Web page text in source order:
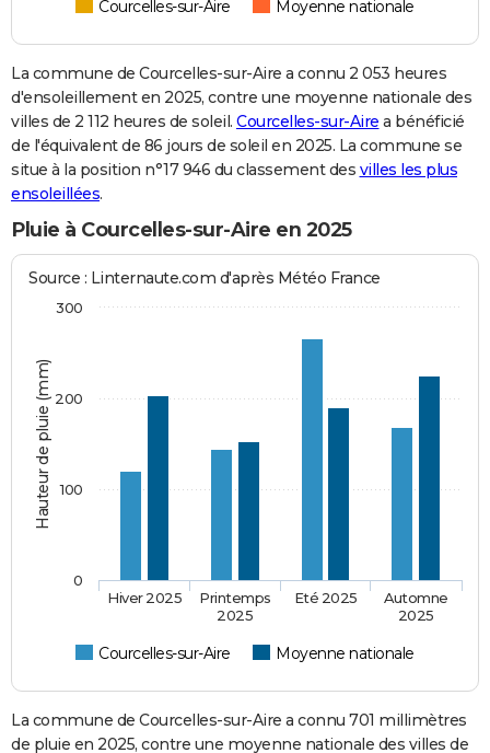
Courcelles-sur-Aire Moyenne nationale
La commune de Courcelles-sur-Aire a connu 2 053 heures
d'ensoleillement en 2025, contre une moyenne nationale des
villes de 2 112 heures de soleil. Courcelles-sur-Aire a bénéficié
de l'équivalent de 86 jours de soleil en 2025. La commune se
situe à la position n°17 946 du classement des villes les plus
ensoleillées.
Pluie à Courcelles-sur-Aire en 2025
Hauteur de pluie (mm)
Source : Linternaute.com d'après Météo France
Courcelles-sur-Aire Moyenne nationale
Hiver 2025
Printemps
2025
Eté 2025
Automne
2025
0
100
200
300
La commune de Courcelles-sur-Aire a connu 701 millimètres
de pluie en 2025, contre une moyenne nationale des villes de